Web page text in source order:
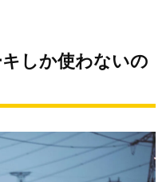
しか使わないの